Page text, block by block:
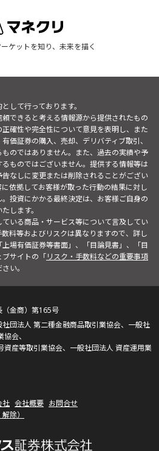
ケットを知り、未来を描く
して行っております。
できると考える情報源から提供されたもの
確性や完全性について意見を表明し、また
価証券の購入、売却、デリバティブ取引、
のではありません。また、過去の実績や予
ものではございません。提供する情報等は
なしに変更または削除されることがござい
依拠してお客様が取った行動の結果に対し
投資にかかる最終決定は、お客様ご自身の
します。
いる商品・サービス等について言及してい
料等およびリスクは異なりますので、詳し
場有価証券等書面」、「目論見書」、「目
ブサイトの「リスク・手数料などの重要事項
い。
金商）第165号
団法人 第二種金融商品取引業協会、一般社
会、
資産等取引業協会、一般社団法人 資産運用業
社 会社概要 お問合せ
除）